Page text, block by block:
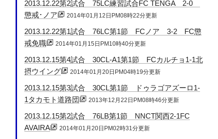
2013.12.22第2試合 75LC練習試合FC TENGA 2-0
懲戒･ノア
2014年01月12日PM08時22分更新
2013.12.22第1試合 76LC第1節 FCノア 3-2 FC懲
戒免職
2014年01月15日PM10時40分更新
2013.12.15第4試合 30CL-A1第1節 FCカルチョ1-1北
摂ウイング
2014年01月20日PM04時19分更新
2013.12.15第3試合 30CL第1節 ドゥラゴアズーロ1-
1タカモト道路団
2013年12月22日PM08時46分更新
2013.12.15第2試合 76LB第1節 NNCT関西2-1FC
AVAIRA
2014年01月20日PM02時31分更新